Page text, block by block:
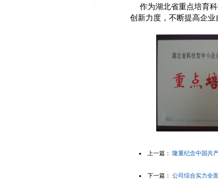
作为湖北省重点培育科
创新力度，不断提高企
上一篇： 隆重纪念中国共
下一篇： 公司综合实力全